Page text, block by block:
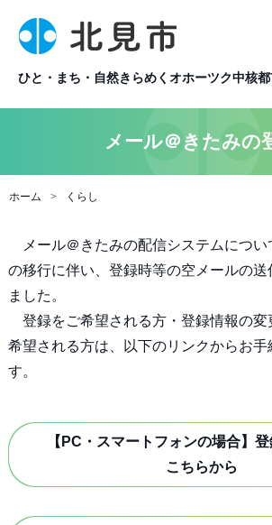
ひと・まち・自然きらめくオホーツク中核
メール＠きたみの
ホーム くらし
メール＠きたみの配信システムについ
の移行に伴い、登録時等の空メールの送
ました。
登録をご希望される方・登録情報の変
希望される方は、以下のリンクからお手
す。
【PC・スマートフォンの場合】
こちらから